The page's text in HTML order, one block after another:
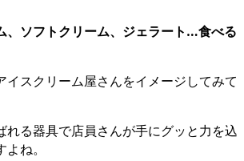
ソフトクリーム、ジェラート…食べる
イスクリーム屋さんをイメージしてみて
れる器具で店員さんが手にグッと力を込
ね。